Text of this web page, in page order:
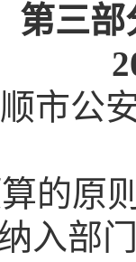
第三部
市公
的原
入部